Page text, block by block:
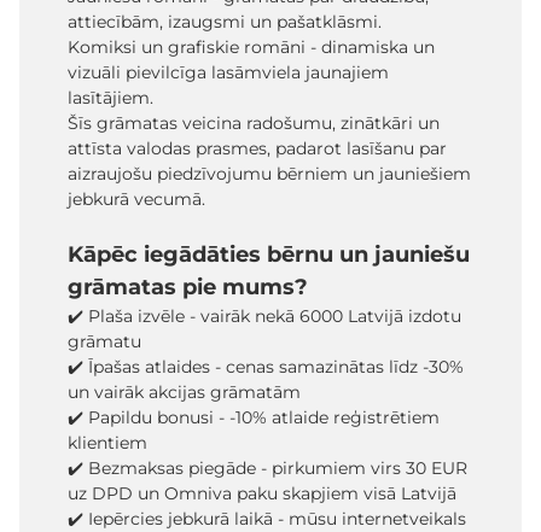
attiecībām, izaugsmi un pašatklāsmi.
Komiksi un grafiskie romāni - dinamiska un
vizuāli pievilcīga lasāmviela jaunajiem
lasītājiem.
Šīs grāmatas veicina radošumu, zinātkāri un
attīsta valodas prasmes, padarot lasīšanu par
aizraujošu piedzīvojumu bērniem un jauniešiem
jebkurā vecumā.
Kāpēc iegādāties bērnu un jauniešu
grāmatas pie mums?
✔️ Plaša izvēle - vairāk nekā 6000 Latvijā izdotu
grāmatu
✔️ Īpašas atlaides - cenas samazinātas līdz -30%
un vairāk akcijas grāmatām
✔️ Papildu bonusi - -10% atlaide reģistrētiem
klientiem
✔️ Bezmaksas piegāde - pirkumiem virs 30 EUR
uz DPD un Omniva paku skapjiem visā Latvijā
✔️ Iepērcies jebkurā laikā - mūsu internetveikals